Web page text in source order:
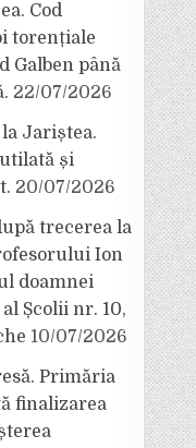
Cod
torențiale
Galben până
22/07/2026
la Jariștea.
și
20/07/2026
trecerea la
Ion
doamnei
Școlii nr. 10,
10/07/2026
Primăria
finalizarea